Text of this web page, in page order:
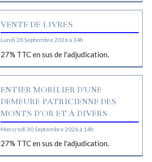
VENTE DE LIVRES
Lundi 28 Septembre 2026 à 14h
27% TTC en sus de l'adjudication.
ENTIER MOBILIER D'UNE
DEMEURE PATRICIENNE DES
MONTS D'OR ET À DIVERS
Mercredi 30 Septembre 2026 à 14h
27% TTC en sus de l'adjudication.